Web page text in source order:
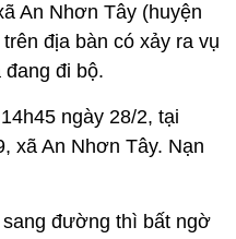
An Nhơn Tây (huyện
địa bàn có xảy ra vụ
đang đi bộ.
ngày 28/2, tại
xã An Nhơn Tây. Nạn
đường thì bất ngờ